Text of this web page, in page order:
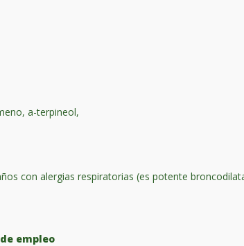
a-terpineol,
con alergias respiratorias (es potente
empleo